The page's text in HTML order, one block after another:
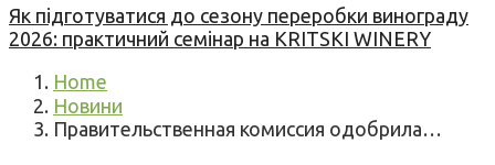
Як підготуватися до сезону переробки винограду
2026: практичний семінар на KRITSKI WINERY
Home
Новини
Правительственная комиссия одобрила…